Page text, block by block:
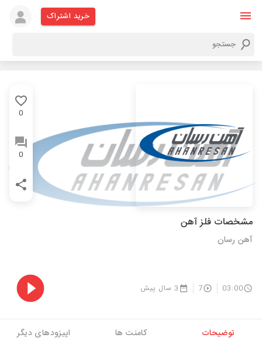
خرید اشتراک
0
0
مشخصات فلز آهن
آهن رسان
03:00
7 3 سال پیش
توضیحات کامنت ها اپیزودهای دیگر